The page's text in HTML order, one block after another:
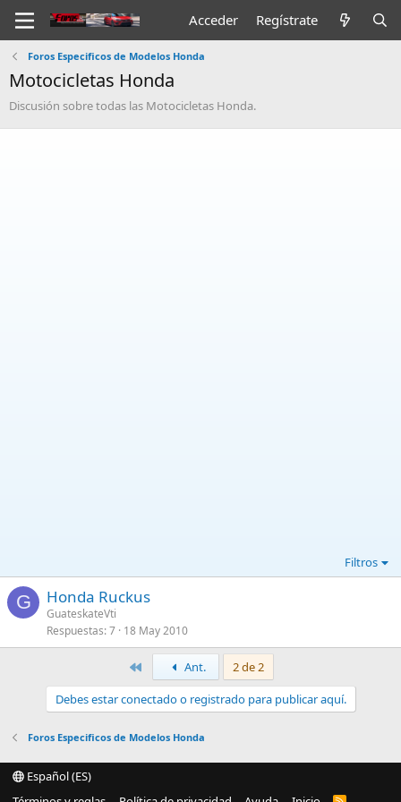
Acceder Regístrate
Foros Especificos de Modelos Honda
Motocicletas Honda
Discusión sobre todas las Motocicletas Honda.
Filtros
G Honda Ruckus
GuateskateVti
Respuestas 7 18 May 2010
PrimeroAnt.
2 de 2
Debes estar conectado o registrado para publicar aquí.
Foros Especificos de Modelos Honda
Español (ES)